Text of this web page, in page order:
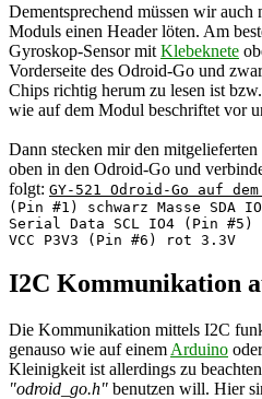
Dementsprechend müssen wir auch
Moduls einen Header löten. Am
Gyroskop-Sensor mit Klebeknete
Vorderseite des Odroid-Go und
Chips richtig herum zu lesen ist
wie auf dem Modul beschriftet vor
Dann stecken mir den
oben in den Odroid-Go und
folgt: GY-521 Odroid-Go auf
(Pin #1) schwarz Masse SDA
Serial Data SCL IO4 (Pin
VCC P3V3 (Pin #6) rot 3.3V
I2C Kommunikation
Die Kommunikation mittels I2C
genauso wie auf einem Arduino
Kleinigkeit ist allerdings zu
"odroid_go.h" benutzen will. Hier